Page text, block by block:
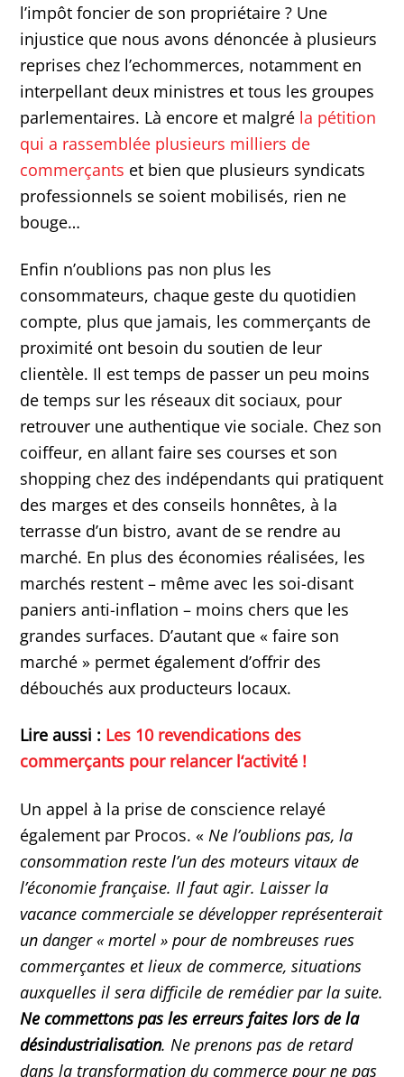
l’impôt foncier de son propriétaire ? Une
injustice que nous avons dénoncée à plusieurs
reprises chez l’echommerces, notamment en
interpellant deux ministres et tous les groupes
parlementaires. Là encore et malgré la pétition
qui a rassemblée plusieurs milliers de
commerçants et bien que plusieurs syndicats
professionnels se soient mobilisés, rien ne
bouge…
Enfin n’oublions pas non plus les
consommateurs, chaque geste du quotidien
compte, plus que jamais, les commerçants de
proximité ont besoin du soutien de leur
clientèle. Il est temps de passer un peu moins
de temps sur les réseaux dit sociaux, pour
retrouver une authentique vie sociale. Chez son
coiffeur, en allant faire ses courses et son
shopping chez des indépendants qui pratiquent
des marges et des conseils honnêtes, à la
terrasse d’un bistro, avant de se rendre au
marché. En plus des économies réalisées, les
marchés restent – même avec les soi-disant
paniers anti-inflation – moins chers que les
grandes surfaces. D’autant que « faire son
marché » permet également d’offrir des
débouchés aux producteurs locaux.
Lire aussi : Les 10 revendications des
commerçants pour relancer l‘activité !
Un appel à la prise de conscience relayé
également par Procos. « Ne l’oublions pas, la
consommation reste l’un des moteurs vitaux de
l’économie française. Il faut agir. Laisser la
vacance commerciale se développer représenterait
un danger « mortel » pour de nombreuses rues
commerçantes et lieux de commerce, situations
auxquelles il sera difficile de remédier par la suite.
Ne commettons pas les erreurs faites lors de la
désindustrialisation. Ne prenons pas de retard
dans la transformation du commerce pour ne pas